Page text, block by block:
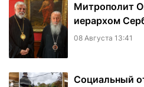
Митрополит
иерархом
08 Августа 13:41
Социальный